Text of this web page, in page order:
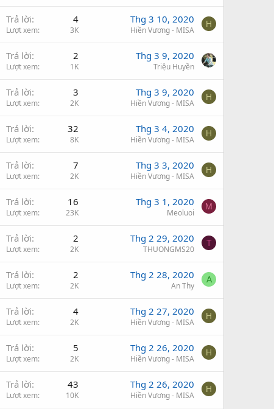
Trả lời 4
Lượt xem 3K
Thg 3 10, 2020
Hiền Vương - MISA
H
Trả lời 2
Lượt xem 1K
Thg 3 9, 2020
Triệu Huyền
Trả lời 3
Lượt xem 2K
Thg 3 9, 2020
Hiền Vương - MISA
H
Trả lời 32
Lượt xem 8K
Thg 3 4, 2020
Hiền Vương - MISA
H
Trả lời 7
Lượt xem 2K
Thg 3 3, 2020
Hiền Vương - MISA
H
Trả lời 16
Lượt xem 23K
Thg 3 1, 2020
Meoluoi
M
Trả lời 2
Lượt xem 2K
Thg 2 29, 2020
THUONGMS20
T
Trả lời 2
Lượt xem 2K
Thg 2 28, 2020
An Thy
A
Trả lời 4
Lượt xem 2K
Thg 2 27, 2020
Hiền Vương - MISA
H
Trả lời 5
Lượt xem 2K
Thg 2 26, 2020
Hiền Vương - MISA
H
Trả lời 43
Lượt xem 10K
Thg 2 26, 2020
Hiền Vương - MISA
H